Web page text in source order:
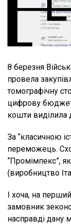
8 березня
провела
томографічну
цифрову
кошти виділила
За “класичною
переможець.
“Промімпекс”,
(виробництво
І хоча, на
замовник
насправді дану